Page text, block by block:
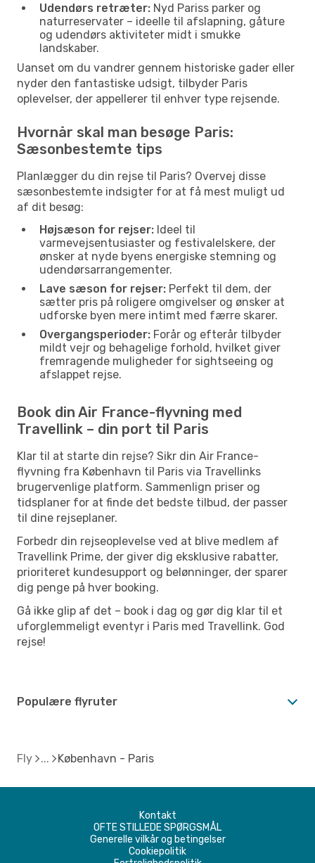
Udendørs retræter: Nyd Pariss parker og
naturreservater – ideelle til afslapning, gåture
og udendørs aktiviteter midt i smukke
landskaber.
Uanset om du vandrer gennem historiske gader eller
nyder den fantastiske udsigt, tilbyder Paris
oplevelser, der appellerer til enhver type rejsende.
Hvornår skal man besøge Paris:
Sæsonbestemte tips
Planlægger du din rejse til Paris? Overvej disse
sæsonbestemte indsigter for at få mest muligt ud
af dit besøg:
Højsæson for rejser: Ideel til
varmevejsentusiaster og festivalelskere, der
ønsker at nyde byens energiske stemning og
udendørsarrangementer.
Lave sæson for rejser: Perfekt til dem, der
sætter pris på roligere omgivelser og ønsker at
udforske byen mere intimt med færre skarer.
Overgangsperioder: Forår og efterår tilbyder
mildt vejr og behagelige forhold, hvilket giver
fremragende muligheder for sightseeing og
afslappet rejse.
Book din Air France-flyvning med
Travellink – din port til Paris
Klar til at starte din rejse? Sikr din Air France-
flyvning fra København til Paris via Travellinks
brugervenlige platform. Sammenlign priser og
tidsplaner for at finde det bedste tilbud, der passer
til dine rejseplaner.
Forbedr din rejseoplevelse ved at blive medlem af
Travellink Prime, der giver dig eksklusive rabatter,
prioriteret kundesupport og belønninger, der sparer
dig penge på hver booking.
Gå ikke glip af det – book i dag og gør dig klar til et
uforglemmeligt eventyr i Paris med Travellink. God
rejse!
Populære flyruter
Fly København - Paris
Kontakt
OFTE STILLEDE SPØRGSMÅL
Generelle vilkår og betingelser
Cookiepolitik